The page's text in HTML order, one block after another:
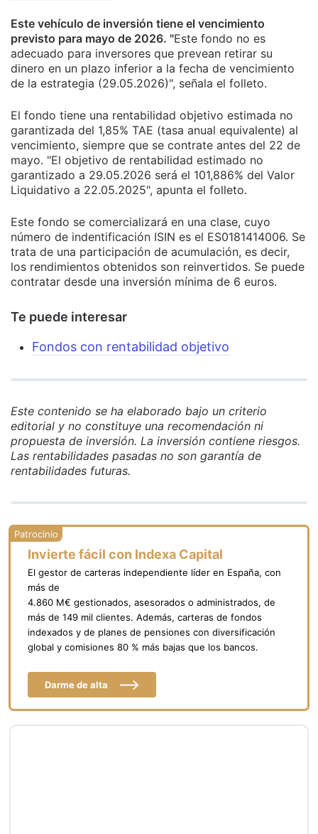
Este vehículo de inversión tiene el vencimiento
previsto para mayo de 2026. "Este fondo no es
adecuado para inversores que prevean retirar su
dinero en un plazo inferior a la fecha de vencimiento
de la estrategia (29.05.2026)", señala el folleto.
El fondo tiene una rentabilidad objetivo estimada no
garantizada del 1,85% TAE (tasa anual equivalente) al
vencimiento, siempre que se contrate antes del 22 de
mayo. "El objetivo de rentabilidad estimado no
garantizado a 29.05.2026 será el 101,886% del Valor
Liquidativo a 22.05.2025", apunta el folleto.
Este fondo se comercializará en una clase, cuyo
número de indentificación ISIN es el ES0181414006. Se
trata de una participación de acumulación, es decir,
los rendimientos obtenidos son reinvertidos. Se puede
contratar desde una inversión mínima de 6 euros.
Te puede interesar
Fondos con rentabilidad objetivo
Este contenido se ha elaborado bajo un criterio
editorial y no constituye una recomendación ni
propuesta de inversión. La inversión contiene riesgos.
Las rentabilidades pasadas no son garantía de
rentabilidades futuras.
Invierte fácil con Indexa Capital
El gestor de carteras independiente líder en España, con
más de
4.860 M€ gestionados, asesorados o administrados, de
más de 149 mil clientes. Además, carteras de fondos
indexados y de planes de pensiones con diversificación
global y comisiones 80 % más bajas que los bancos.
Darme de alta